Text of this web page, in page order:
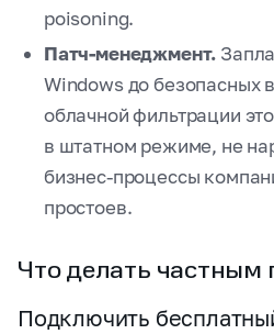
poisoning.
Патч‑менеджмент.
Windows до безопасных
облачной фильтрации
в штатном режиме, не
бизнес‑процессы
простоев.
Что делать частным
Подключить